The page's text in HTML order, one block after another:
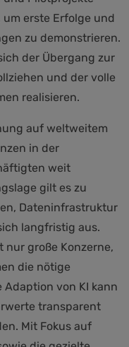
erste Erfolge und
zu demonstrieren.
der Übergang zur
und der volle
realisieren.
auf weltweitem
in der
weit
gilt es zu
Dateninfrastruktur
langfristig aus.
große Konzerne,
die nötige
von KI kann
transparent
Mit Fokus auf